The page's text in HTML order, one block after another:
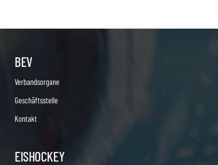
BEV
Verbandsorgane
Geschäftsstelle
Kontakt
EISHOCKEY